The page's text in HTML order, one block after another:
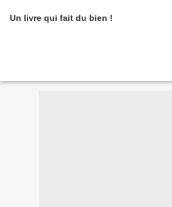
Un livre qui fait du bien !